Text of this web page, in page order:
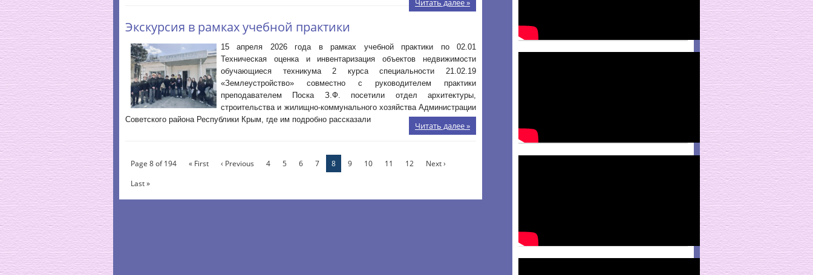
Читать далее »
Экскурсия в рамках учебной практики
15 апреля 2026 года в рамках учебной практики по 02.01
Техническая оценка и инвентаризация объектов недвижимости
обучающиеся техникума 2 курса специальности 21.02.19
«Землеустройство» совместно с руководителем практики
преподавателем Поска З.Ф. посетили отдел архитектуры,
строительства и жилищно-коммунального хозяйства Администрации
Советского района Республики Крым, где им подробно рассказали
Читать далее »
Page 8 of 194 « First ‹ Previous 4 5 6 7 8 9 10 11 12
Next ›
Last »